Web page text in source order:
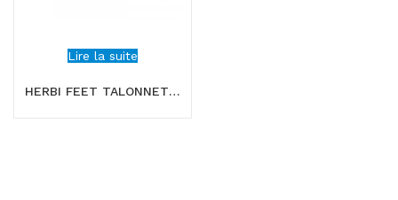
Lire la suite
HERBI FEET TALONNETTE DUPLO EN SILICONE